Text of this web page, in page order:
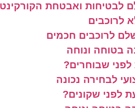
לבטיחות ואבטחת הקורקינט
לרוכבים
לרוכבים חכמים
בטוחה ונוחה
שבוחרים?
לבחירה נכונה
לפני שקונים?